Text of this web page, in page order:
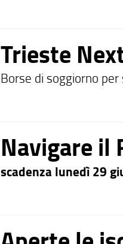
Trieste
Borse di soggiorno
Navigare il
scadenza lunedì 29